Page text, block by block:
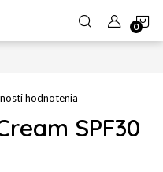
hodnotenia
SPF30